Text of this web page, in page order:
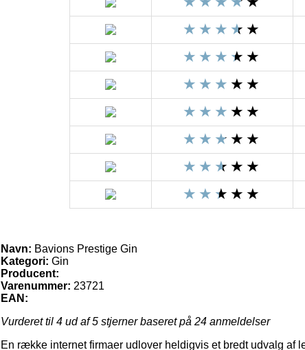
Navn: Bavions Prestige Gin
Kategori: Gin
Producent:
Varenummer: 23721
EAN:
Vurderet til 4 ud af 5 stjerner baseret på 24 anmeldelser
En række internet firmaer udlover heldigvis et bredt udvalg af